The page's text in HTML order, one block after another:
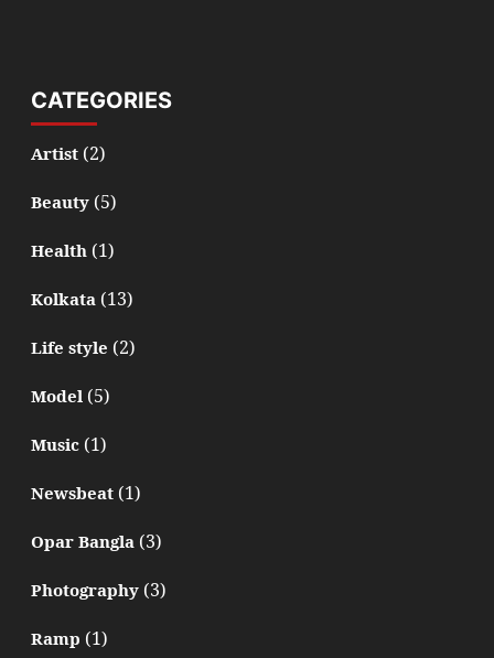
CATEGORIES
Artist(2)
Beauty(5)
Health(1)
Kolkata(13)
Life style (2)
Model(5)
Music(1)
Newsbeat(1)
Opar Bangla(3)
Photography(3)
Ramp (1)